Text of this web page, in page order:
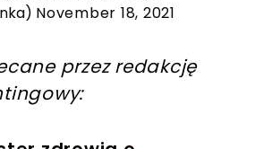
November 18, 2021
przez redakcję